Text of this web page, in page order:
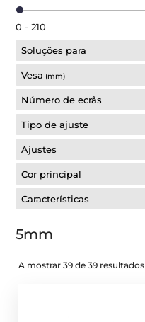
0 - 210
Soluções para
Vesa (mm)
Número de ecrâs
Tipo de ajuste
Ajustes
Cor principal
Características
5mm
A mostrar 39 de 39 resultados